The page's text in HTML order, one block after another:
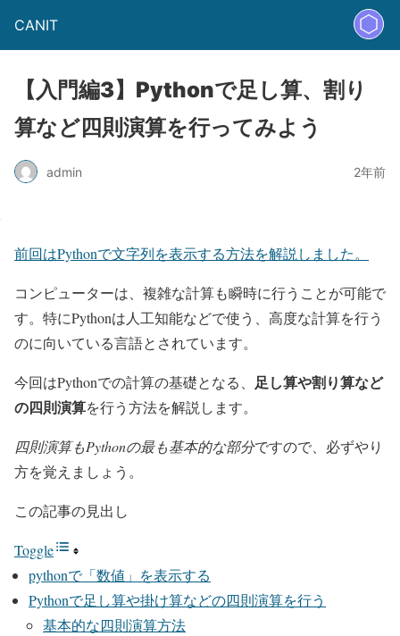
CANIT
【入門編3】Pythonで足し算、割り
算など四則演算を行ってみよう
admin 2年前
前回はPythonで文字列を表示する方法を解説しました。
コンピューターは、複雑な計算も瞬時に行うことが可能で
す。特にPythonは人工知能などで使う、高度な計算を行う
のに向いている言語とされています。
今回はPythonでの計算の基礎となる、 足し算や割り算など
の四則演算を行う方法を解説します。
四則演算もPythonの最も基本的な部分ですので、必ずやり
方を覚えましょう。
この記事の見出し
Toggle
pythonで「数値」を表示する
Pythonで足し算や掛け算などの四則演算を行う
基本的な四則演算方法